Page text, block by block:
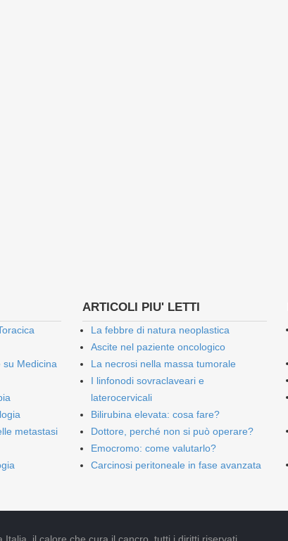
su Medicina
metastasi
ARTICOLI PIU' LETTI
La febbre di natura neoplastica
Ascite nel paziente oncologico
La necrosi nella massa tumorale
I linfonodi sovraclaveari e
laterocervicali
Bilirubina elevata: cosa fare?
Dottore, perché non si può operare?
Emocromo: come valutarlo?
Carcinosi peritoneale in fase avanzata